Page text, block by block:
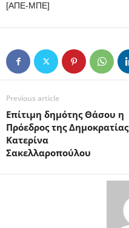
[ΑΠΕ-ΜΠΕ]
Previous article
Επίτιμη δημότης Θάσου η
Πρόεδρος της Δημοκρατίας
Κατερίνα
Σακελλαροπούλου